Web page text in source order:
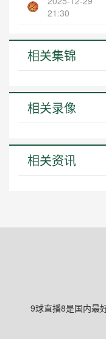
21:30
相关集锦
相关录像
相关资讯
9球直播8是国内最